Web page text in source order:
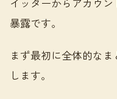
暴露です。
まず最初に全体的な
します。